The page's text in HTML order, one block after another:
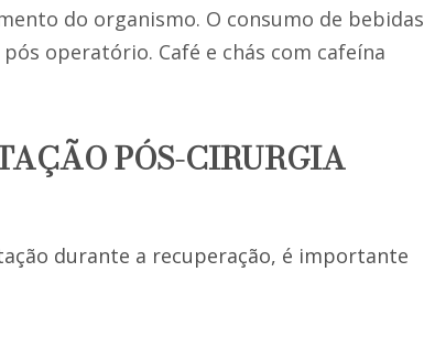
do organismo. O consumo de bebidas
operatório. Café e chás com cafeína
PÓS-CIRURGIA
durante a recuperação, é importante